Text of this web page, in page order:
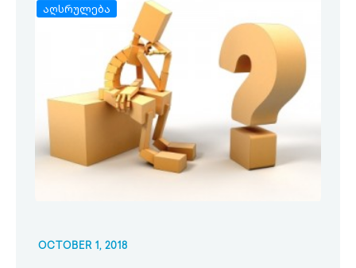
აღსრულება
OCTOBER 1, 2018